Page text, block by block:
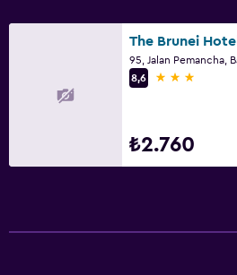
The Brunei Hotel
8,6
3 yıldız
₺2.760